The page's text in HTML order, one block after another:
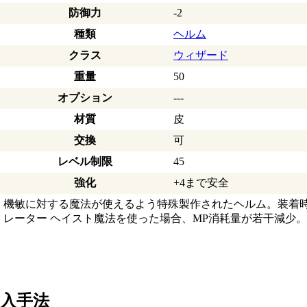
防御力
-2
種類
ヘルム
クラス
ウィザード
重量
50
オプション
---
材質
皮
交換
可
レベル制限
45
強化
+4まで安全
機敏に対する魔法が使えるよう特殊製作されたヘルム。装着
レーター ヘイスト魔法を使った場合、MP消耗量が若干減少。
入手法